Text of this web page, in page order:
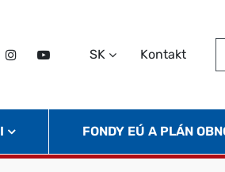
Instagram
Twitter
SK Kontakt
FONDY EÚ A PLÁN